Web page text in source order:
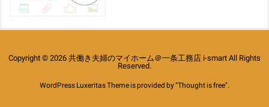
Copyright © 2026 共働き夫婦のマイホーム＠一条工務店 i-smart All Rights
Reserved.
WordPress Luxeritas Theme is provided by "Thought is free".